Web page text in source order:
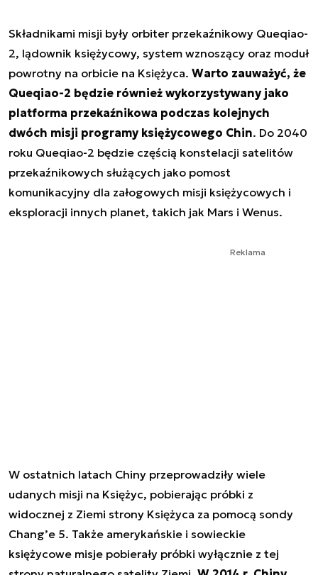
Składnikami misji były orbiter przekaźnikowy Queqiao-
2, lądownik księżycowy, system wznoszący oraz moduł
powrotny na orbicie na Księżyca. Warto zauważyć, że
Queqiao-2 będzie również wykorzystywany jako
platforma przekaźnikowa podczas kolejnych
dwóch misji programy księżycowego Chin. Do 2040
roku Queqiao-2 będzie częścią konstelacji satelitów
przekaźnikowych służących jako pomost
komunikacyjny dla załogowych misji księżycowych i
eksploracji innych planet, takich jak Mars i Wenus.
Reklama
W ostatnich latach Chiny przeprowadziły wiele
udanych misji na Księżyc, pobierając próbki z
widocznej z Ziemi strony Księżyca za pomocą sondy
Chang’e 5. Także amerykańskie i sowieckie
księżycowe misje pobierały próbki wyłącznie z tej